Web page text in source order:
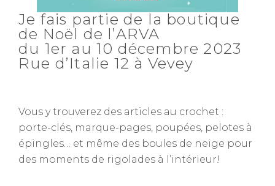
Je fais partie de la boutique
de Noël de l’ARVA
du 1er au 10 décembre 2023
Rue d’Italie 12 à Vevey
Vous y trouverez des articles au crochet :
porte-clés, marque-pages, poupées, pelotes à
épingles… et même des boules de neige pour
des moments de rigolades à l’intérieur!